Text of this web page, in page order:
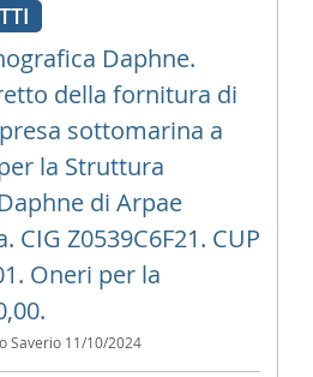
Daphne.
della fornitura di
sottomarina a
la Struttura
di Arpae
CIG Z0539C6F21. CUP
Oneri per la
Saverio 11/10/2024